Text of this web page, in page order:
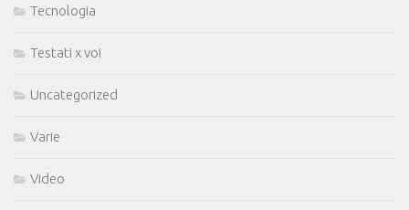
Tecnologia
Testati x voi
Uncategorized
Varie
Video